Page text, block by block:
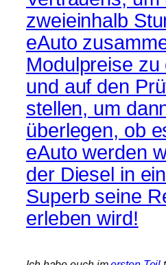
zweieinhalb
eAuto
Modulpreise zu
und auf den
stellen, um
überlegen, ob
eAuto werden
der Diesel in
Superb seine
erleben wird!